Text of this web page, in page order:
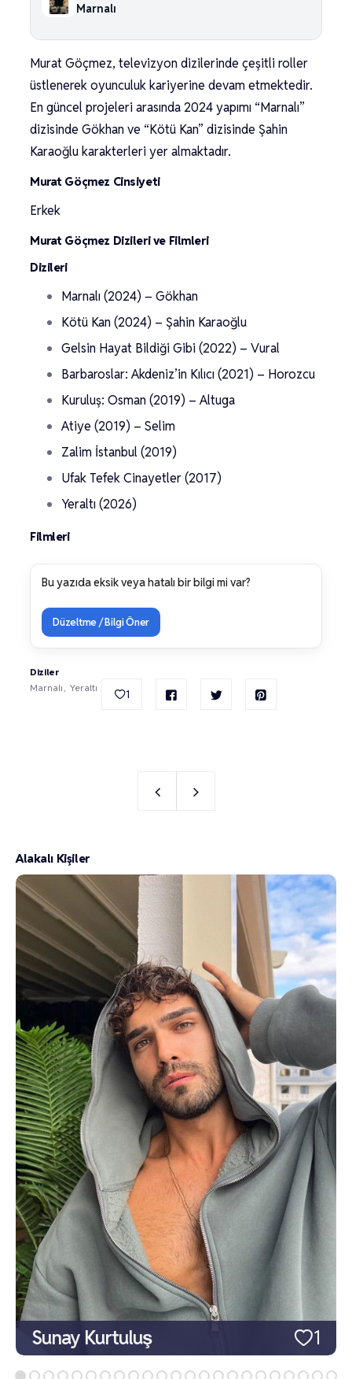
Marnalı
Murat Göçmez, televizyon dizilerinde çeşitli roller
üstlenerek oyunculuk kariyerine devam etmektedir.
En güncel projeleri arasında 2024 yapımı “Marnalı”
dizisinde Gökhan ve “Kötü Kan” dizisinde Şahin
Karaoğlu karakterleri yer almaktadır.
Murat Göçmez Cinsiyeti
Erkek
Murat Göçmez Dizileri ve Filmleri
Dizileri
Marnalı (2024) – Gökhan
Kötü Kan (2024) – Şahin Karaoğlu
Gelsin Hayat Bildiği Gibi (2022) – Vural
Barbaroslar: Akdeniz’in Kılıcı (2021) – Horozcu
Kuruluş: Osman (2019) – Altuga
Atiye (2019) – Selim
Zalim İstanbul (2019)
Ufak Tefek Cinayetler (2017)
Yeraltı (2026)
Filmleri
Bu yazıda eksik veya hatalı bir bilgi mi var?
Düzeltme / Bilgi Öner
Diziler
Marnalı
Yeraltı 1
Alakalı Kişiler
1
Sunay Kurtuluş